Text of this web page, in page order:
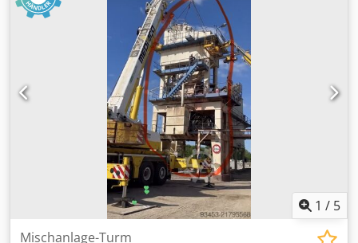
Technische Spezifikationen: Modell: SEV-315M4 Hersteller:
AMMANN Nennleistung: 132 kW Betriebsspannung 50 Hz:
400 V Nenndrehzahl: 1.490 l/min Weitere Details siehe
Bilder & Typenschild Cjdett Auuopfx Af Eorf Zustand:
Gebrauchte, überholte Lagerware. Lieferumfang: 1
Europalette mit 1 Motor
1 / 5
Mischanlage-Turm